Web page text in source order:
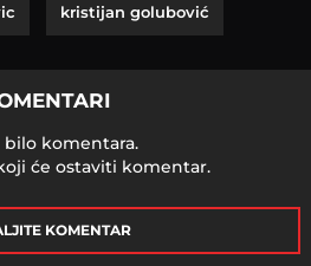
kristijan golubović
bilo komentara.
će ostaviti komentar.
KOMENTAR